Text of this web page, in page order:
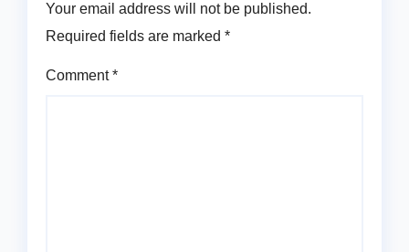
Your email address will not be published.
Required fields are marked *
Comment*